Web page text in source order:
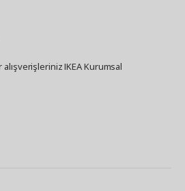
IKEA Kurumsal